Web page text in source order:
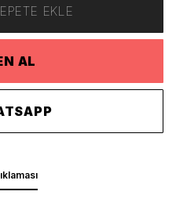
EKLE
AL